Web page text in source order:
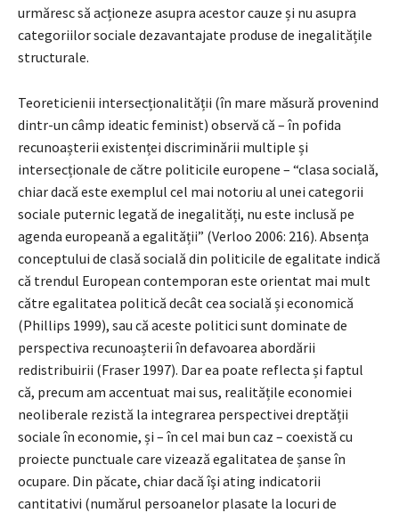
urmăresc să acționeze asupra acestor cauze și nu asupra
categoriilor sociale dezavantajate produse de inegalitățile
structurale.
Teoreticienii intersecționalității (în mare măsură provenind
dintr-un câmp ideatic feminist) observă că – în pofida
recunoașterii existenței discriminării multiple și
intersecționale de către politicile europene – “clasa socială,
chiar dacă este exemplul cel mai notoriu al unei categorii
sociale puternic legată de inegalități, nu este inclusă pe
agenda europeană a egalității” (Verloo 2006: 216). Absența
conceptului de clasă socială din politicile de egalitate indică
că trendul European contemporan este orientat mai mult
către egalitatea politică decât cea socială și economică
(Phillips 1999), sau că aceste politici sunt dominate de
perspectiva recunoașterii în defavoarea abordării
redistribuirii (Fraser 1997). Dar ea poate reflecta și faptul
că, precum am accentuat mai sus, realitățile economiei
neoliberale rezistă la integrarea perspectivei dreptății
sociale în economie, și – în cel mai bun caz – coexistă cu
proiecte punctuale care vizează egalitatea de șanse în
ocupare. Din păcate, chiar dacă îşi ating indicatorii
cantitativi (numărul persoanelor plasate la locuri de